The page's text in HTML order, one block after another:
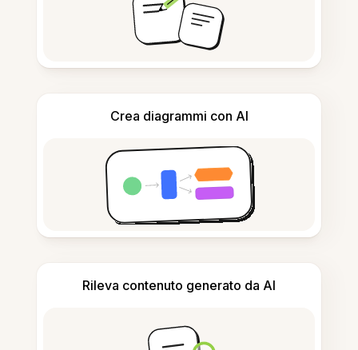
Crea diagrammi con AI
Rileva contenuto generato da AI